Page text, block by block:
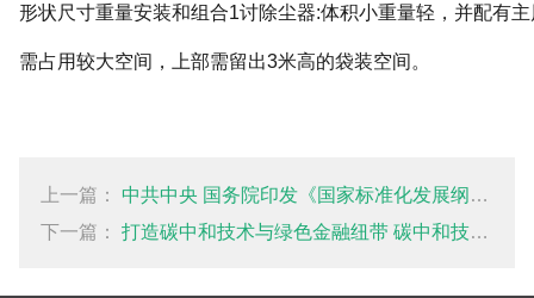
形状尺寸重量安装和组合1讨除尘器:体积小重量轻，并配有
需占用较大空间，上部需留出3米高的袋装空间。
上一篇：中共中央 国务院印发《国家标准化发展纲要》
下一篇：打造碳中和技术与绿色金融纽带 碳中和技术与绿色金融协同创新实验室在京启动